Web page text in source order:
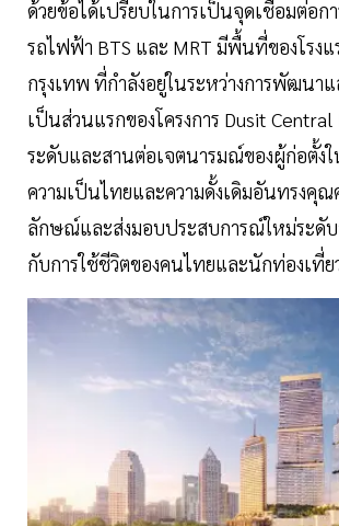
ด้วยข้อได้เปรียบในการเป็นจุดเชื่อมต่อก
รถไฟฟ้า BTS และ MRT มีพื้นที่ของโรง
กรุงเทพ ที่กำลังอยู่ในระหว่างการพัฒนา
เป็นส่วนแรกของโครงการ Dusit Central
ระดับและสานต่อเจตนารมณ์ของผู้ก่อตั้ง
ความเป็นไทยและความดั้งเดิมอันทรงคุณ
ลักษณ์และส่งมอบประสบการณ์ใหม่ระดับ
กับการใช้ชีวิตของคนไทยและนักท่องเที่ย